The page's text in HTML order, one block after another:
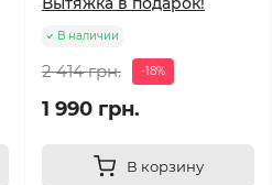
В наличии
2 414 грн. -18%
1 990 грн.
В корзину